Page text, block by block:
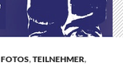
FOTOS,TEILNEHMER,